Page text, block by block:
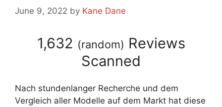
June 9, 2022 by Kane Dane
1,632 (random) Reviews
Scanned
Nach stundenlanger Recherche und dem
Vergleich aller Modelle auf dem Markt hat diese